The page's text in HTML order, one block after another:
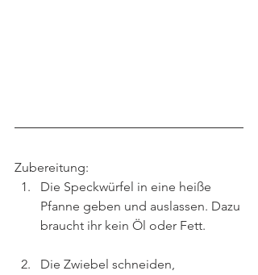
Zubereitung:
Die Speckwürfel in eine heiße
Pfanne geben und auslassen. Dazu
braucht ihr kein Öl oder Fett.
Die Zwiebel schneiden,